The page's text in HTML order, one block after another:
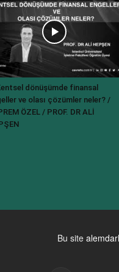
dönüşümde finansal
ve olası çözümler neler? /
ÖZEL / PROF. DR ALİ
Bu site